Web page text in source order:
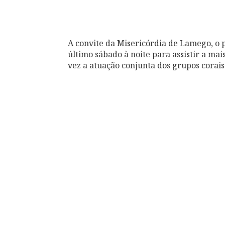
A convite da Misericórdia de Lamego, o
último sábado à noite para assistir a
vez a atuação conjunta dos grupos